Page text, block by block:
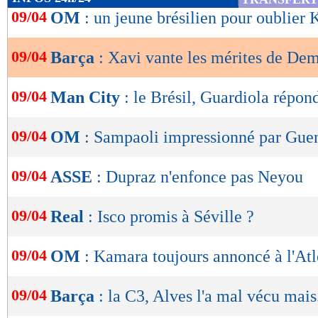
de
OK
09/04 OM : un jeune brésilien pour oublier
09/04 Barça : Xavi vante les mérites de
09/04 Man City : le Brésil, Guardiola
09/04 OM : Sampaoli impressionné par
09/04 ASSE : Dupraz n'enfonce pas Neyou
09/04 Real : Isco promis à Séville ?
09/04 OM : Kamara toujours annoncé à
09/04 Barça : la C3, Alves l'a mal vécu